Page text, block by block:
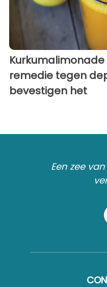
remedie tegen
bevestigen het
Een zee